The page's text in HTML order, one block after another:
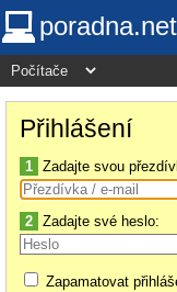
poradna.net
Přihlášení
1 Zadajte svou
2 Zadajte své heslo:
Zapamatovat